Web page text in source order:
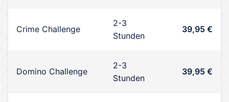
Crime Challenge
2-3
Stunden
39,95 €
Domino Challenge
2-3
Stunden
39,95 €